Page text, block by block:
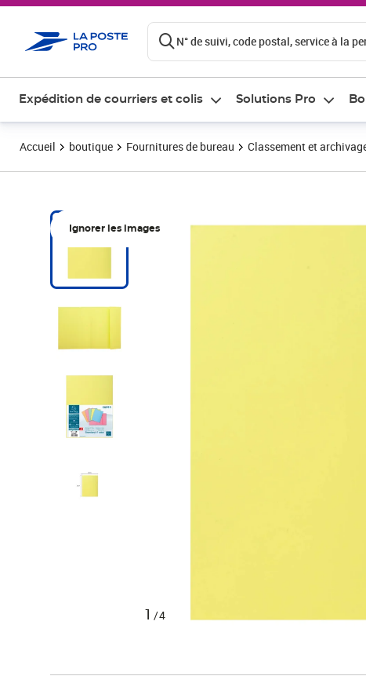
N° de suivi, code postal, service à la
Expédition de courriers et colis Solutions Pro
Accueil boutique Fournitures de bureau Classement et
Ignorer les images
1 /4